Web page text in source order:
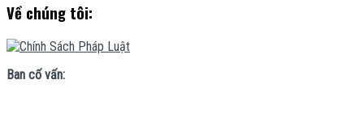
Về chúng tôi:
Ban cố vấn: